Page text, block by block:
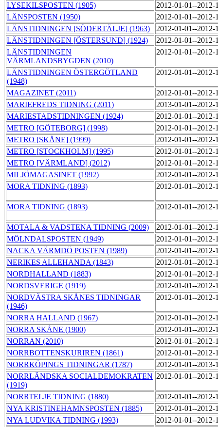
LYSEKILSPOSTEN (1905)
2012-01-01--
LÄNSPOSTEN (1950)
2012-01-01--
LÄNSTIDNINGEN [SÖDERTÄLJE] (1963)
2012-01-01--
LÄNSTIDNINGEN [ÖSTERSUND] (1924)
2012-01-01--
LÄNSTIDNINGEN
VÄRMLANDSBYGDEN (2010)
2012-01-01--
LÄNSTIDNINGEN ÖSTERGÖTLAND
(1948)
2012-01-01--
MAGAZINET (2011)
2012-01-01--
MARIEFREDS TIDNING (2011)
2013-01-01--
MARIESTADSTIDNINGEN (1924)
2012-01-01--
METRO [GÖTEBORG] (1998)
2012-01-01--
METRO [SKÅNE] (1999)
2012-01-01--
METRO [STOCKHOLM] (1995)
2012-01-01--
METRO [VÄRMLAND] (2012)
2012-01-01--
MILJÖMAGASINET (1992)
2012-01-01--
MORA TIDNING (1893)
2012-01-01--
MORA TIDNING (1893) 2012-01-01--
MOTALA & VADSTENA TIDNING (2009)
2012-01-01--
MÖLNDALSPOSTEN (1949)
2012-01-01--
NACKA VÄRMDÖ POSTEN (1989)
2012-01-01--
NERIKES ALLEHANDA (1843)
2012-01-01--
NORDHALLAND (1883)
2012-01-01--
NORDSVERIGE (1919)
2012-01-01--
NORDVÄSTRA SKÅNES TIDNINGAR
(1946)
2012-01-01--
NORRA HALLAND (1967)
2012-01-01--
NORRA SKÅNE (1900)
2012-01-01--
NORRAN (2010)
2012-01-01--
NORRBOTTENSKURIREN (1861)
2012-01-01--
NORRKÖPINGS TIDNINGAR (1787)
2012-01-01--
NORRLÄNDSKA SOCIALDEMOKRATEN
(1919)
2012-01-01--
NORRTELJE TIDNING (1880)
2012-01-01--
NYA KRISTINEHAMNSPOSTEN (1885)
2012-01-01--
NYA LUDVIKA TIDNING (1993)
2012-01-01--